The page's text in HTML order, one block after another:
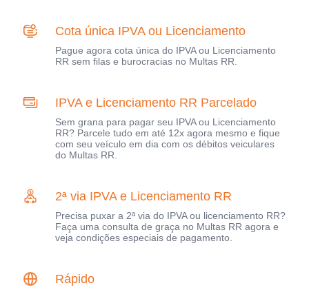
Cota única IPVA ou Licenciamento
Pague agora cota única do IPVA ou Licenciamento
RR sem filas e burocracias no Multas RR.
IPVA e Licenciamento RR Parcelado
Sem grana para pagar seu IPVA ou Licenciamento
RR? Parcele tudo em até 12x agora mesmo e fique
com seu veículo em dia com os débitos veiculares
do Multas RR.
2ª via IPVA e Licenciamento RR
Precisa puxar a 2ª via do IPVA ou licenciamento RR?
Faça uma consulta de graça no Multas RR agora e
veja condições especiais de pagamento.
Rápido